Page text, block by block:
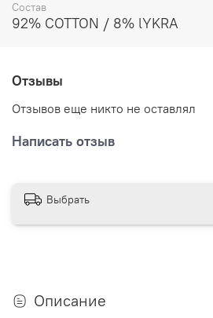
Высокотехнологичное нанесение
Состав
92% COTTON / 8% lYKRA
Отзывы
Отзывов еще никто не оставлял
Написать отзыв
Выбрать
Описание